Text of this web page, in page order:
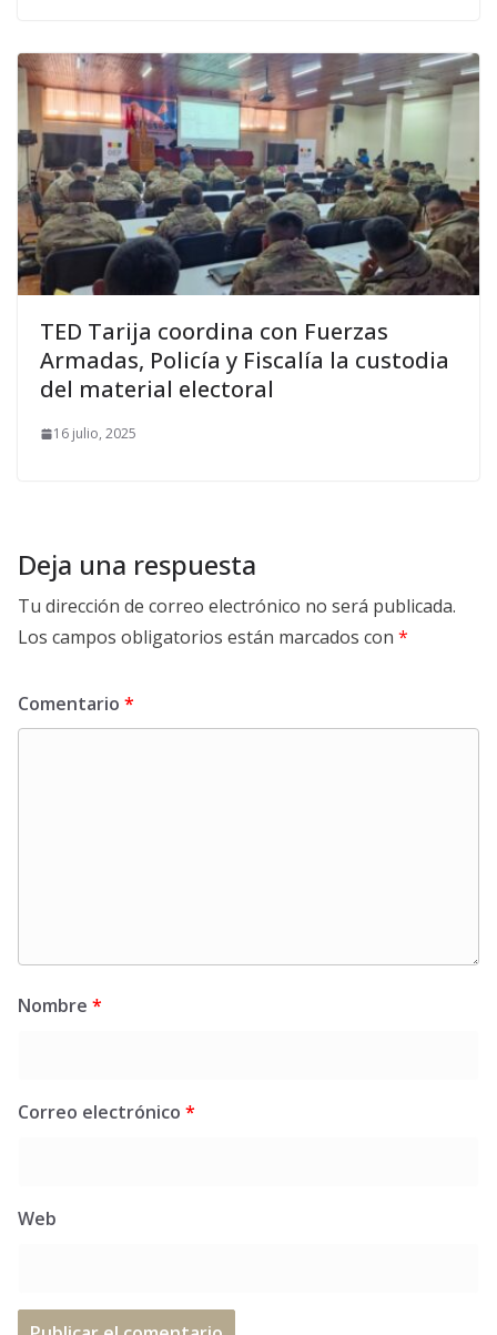
TED Tarija coordina con Fuerzas
Armadas, Policía y Fiscalía la custodia
del material electoral
16 julio, 2025
Deja una respuesta
Tu dirección de correo electrónico no será publicada.
Los campos obligatorios están marcados con *
Comentario *
Nombre *
Correo electrónico *
Web